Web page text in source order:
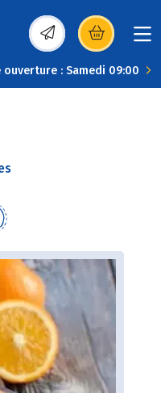
(s’ouvre dans une
ouverture : Samedi 09:00